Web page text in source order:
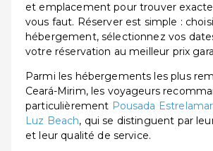
et emplacement pour trouver
vous faut. Réserver est simple :
hébergement, sélectionnez vos
votre réservation au meilleur prix
Parmi les hébergements les plus
Ceará-Mirim, les voyageurs
particulièrement Pousada Estrelamar
Luz Beach, qui se distinguent par
et leur qualité de service.